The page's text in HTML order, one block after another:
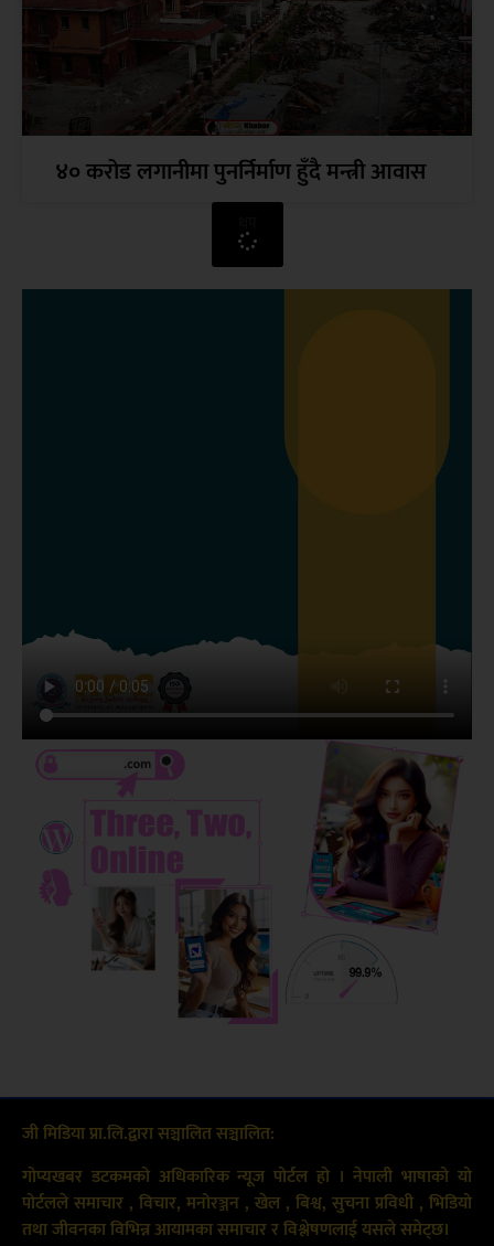
४० करोड लगानीमा पुनर्निर्माण हुँदै मन्त्री आवास
जी मिडिया प्रा.लि.द्वारा सञ्चालित सञ्चालित:
गोप्यखबर डटकमको अधिकारिक न्यूज पोर्टल हो । नेपाली भाषाको यो
पोर्टलले समाचार , विचार, मनोरञ्जन , खेल , बिश्व, सुचना प्रविधी , भिडियो
तथा जीवनका विभिन्न आयामका समाचार र विश्लेषणलाई यसले समेट्छ।